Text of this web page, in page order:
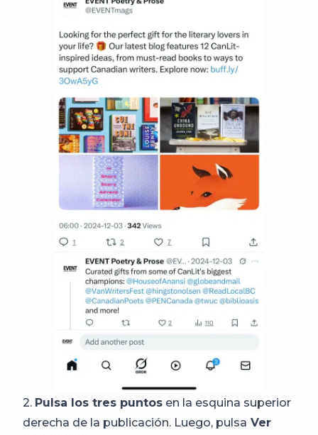
2. Pulsa los tres puntos en la esquina superior
derecha de la publicación. Luego, pulsa Ver